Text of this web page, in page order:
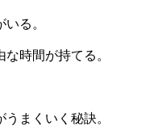
る。
時間が持てる。
まくいく秘訣。